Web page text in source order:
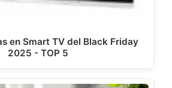
en Smart TV del Black Friday
2025 - TOP 5